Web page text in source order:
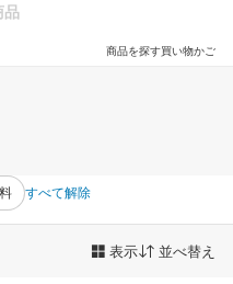
買い物かご
商品を探す
品
すべて解除
表示 並べ替え